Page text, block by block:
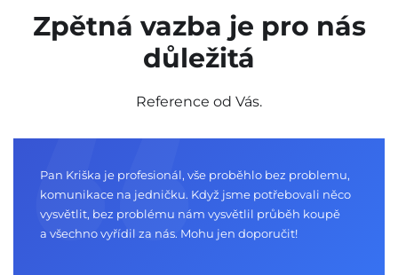
Zpětná vazba je pro nás
důležitá
Reference od Vás.
Pan Kriška je profesionál, vše proběhlo bez problemu,
komunikace na jedničku. Když jsme potřebovali něco
vysvětlit, bez problému nám vysvětlil průběh koupě
a všechno vyřídil za nás. Mohu jen doporučit!